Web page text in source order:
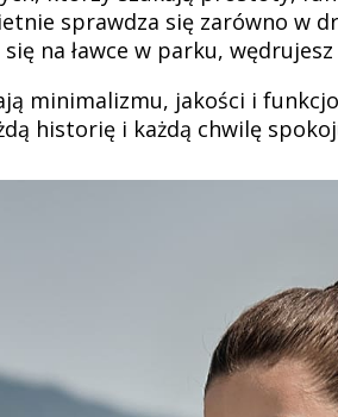
sprawdza się zarówno w
na ławce w parku,
minimalizmu, jakości i
historię i każdą chwilę